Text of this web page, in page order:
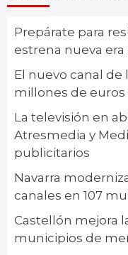
Prepárate para
estrena nueva era
El nuevo canal de
millones de
La televisión en
Atresmedia y
publicitarios
Navarra
canales en 107
Castellón mejora
municipios de